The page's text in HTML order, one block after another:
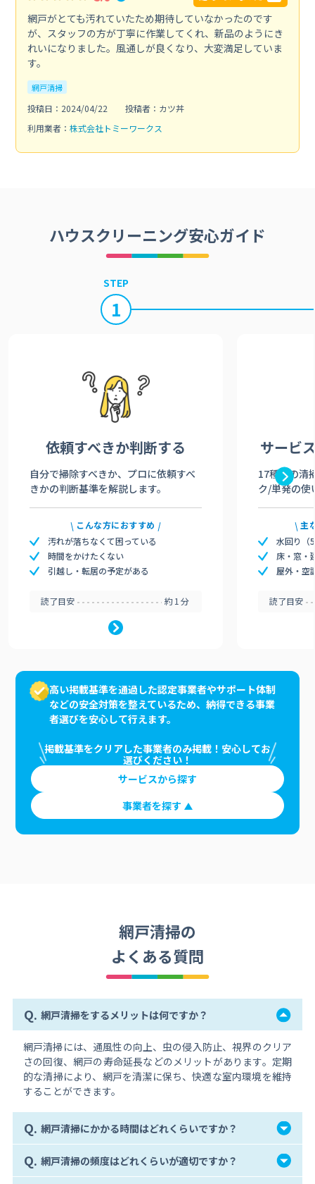
網戸がとても汚れていたため期待していなかったのです
が、スタッフの方が丁寧に作業してくれ、新品のようにき
れいになりました。風通しが良くなり、大変満足していま
す。
網戸清掃
投稿日：2024/04/22
投稿者：カツ丼
利用業者： 株式会社トミーワークス
ハウスクリーニング安心ガイド
STEP
1
依頼すべきか判断する
自分で掃除すべきか、プロに依頼すべ
きかの判断基準を解説します。
こんな方におすすめ
汚れが落ちなくて困っている
時間をかけたくない
引越し・転居の予定がある
読了目安 約1分
サービ
17種類の清
ク/単発の使
主
水回り（
床・窓・
屋外・空
読了目安
高い掲載基準を通過した認定事業者やサポート体制
などの安全対策を整えているため、納得できる事業
者選びを安心して行えます。
掲載基準をクリアした事業者のみ掲載！安心してお
選びください！
サービスから探す
事業者を探す
網戸清掃の
よくある質問
Q. 網戸清掃をするメリットは何ですか？
網戸清掃には、通風性の向上、虫の侵入防止、視界のクリア
さの回復、網戸の寿命延長などのメリットがあります。定期
的な清掃により、網戸を清潔に保ち、快適な室内環境を維持
することができます。
Q. 網戸清掃にかかる時間はどれくらいですか？
Q. 網戸清掃の頻度はどれくらいが適切ですか？